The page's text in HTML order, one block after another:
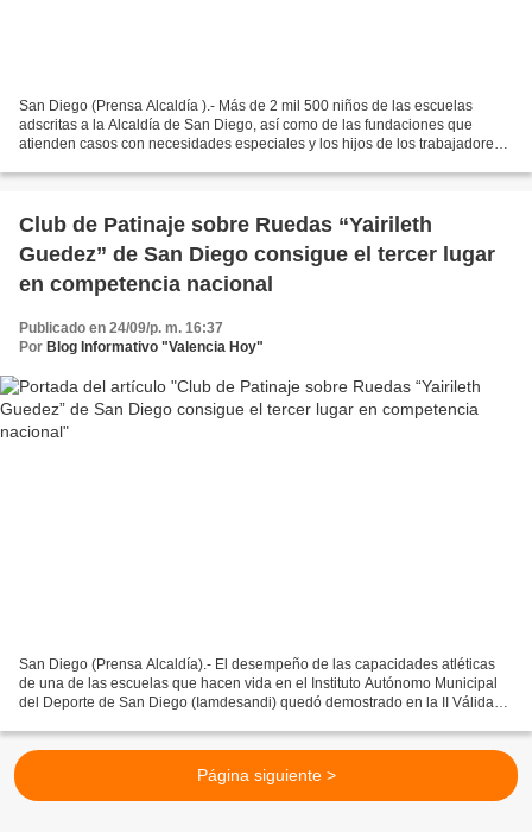
San Diego (Prensa Alcaldía ).- Más de 2 mil 500 niños de las escuelas
adscritas a la Alcaldía de San Diego, así como de las fundaciones que
atienden casos con necesidades especiales y los hijos de los trabajadores
Club de Patinaje sobre Ruedas “Yairileth
Guedez” de San Diego consigue el tercer lugar
en competencia nacional
Publicado en 24/09/p. m. 16:37
Por Blog Informativo "Valencia Hoy"
San Diego (Prensa Alcaldía).- El desempeño de las capacidades atléticas
de una de las escuelas que hacen vida en el Instituto Autónomo Municipal
del Deporte de San Diego (Iamdesandi) quedó demostrado en la II Válida
Página siguiente >